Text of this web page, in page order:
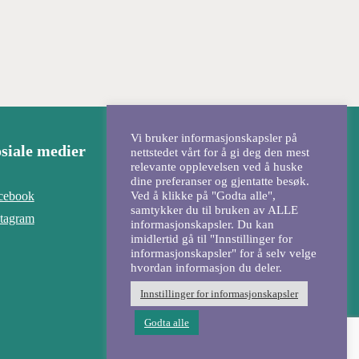
medier
Vi bruker informasjonskapsler på
nettstedet vårt for å gi deg den mest
relevante opplevelsen ved å huske
dine preferanser og gjentatte besøk.
Ved å klikke på "Godta alle",
samtykker du til bruken av ALLE
informasjonskapsler. Du kan
imidlertid gå til "Innstillinger for
informasjonskapsler" for å selv velge
hvordan informasjon du deler.
Innstillinger for informasjonskapsler
Godta alle